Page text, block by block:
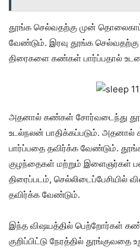
தூங்க செல்வதற்கு முன்
வேண்டும். இரவு தூங்க
திரைகளை கண்கள் பார்ப்பதால்
அதனால் கண்கள் சோர்வடைந்து
உடல்நலன் பாதிக்கப்படும். அதனால்
பார்ப்பதை தவிர்க்க வேண்டும்.
குழந்தைகள் மற்றும் இளைஞர்கள்
திரைப்படம், செல்லிடைப்பேசியில்
தவிர்க்க வேண்டும்.
இந்த விஷயத்தில் பெற்றோர்கள்
குறிப்பிட்டு நேரத்தில் தூங்குவதை